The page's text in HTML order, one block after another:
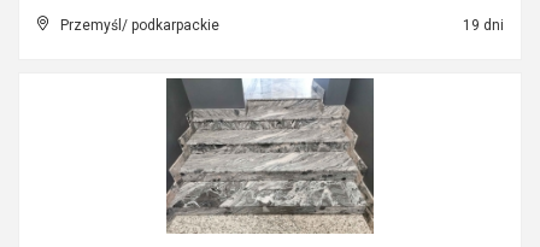
Przemyśl/ podkarpackie 19 dni